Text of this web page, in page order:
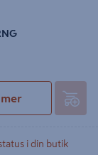
mer
i din butik